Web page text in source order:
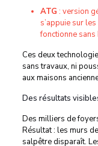
ATG : version
s’appuie sur
fonctionne sans
Ces deux
sans travaux, ni
aux maisons
Des résultats
Des milliers de
Résultat : les murs
salpêtre disparaît.